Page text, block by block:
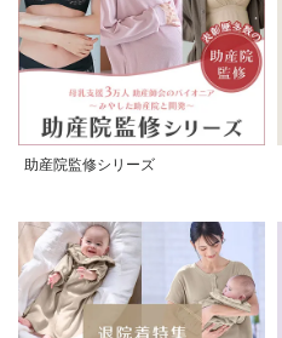
助産院監修シリーズ